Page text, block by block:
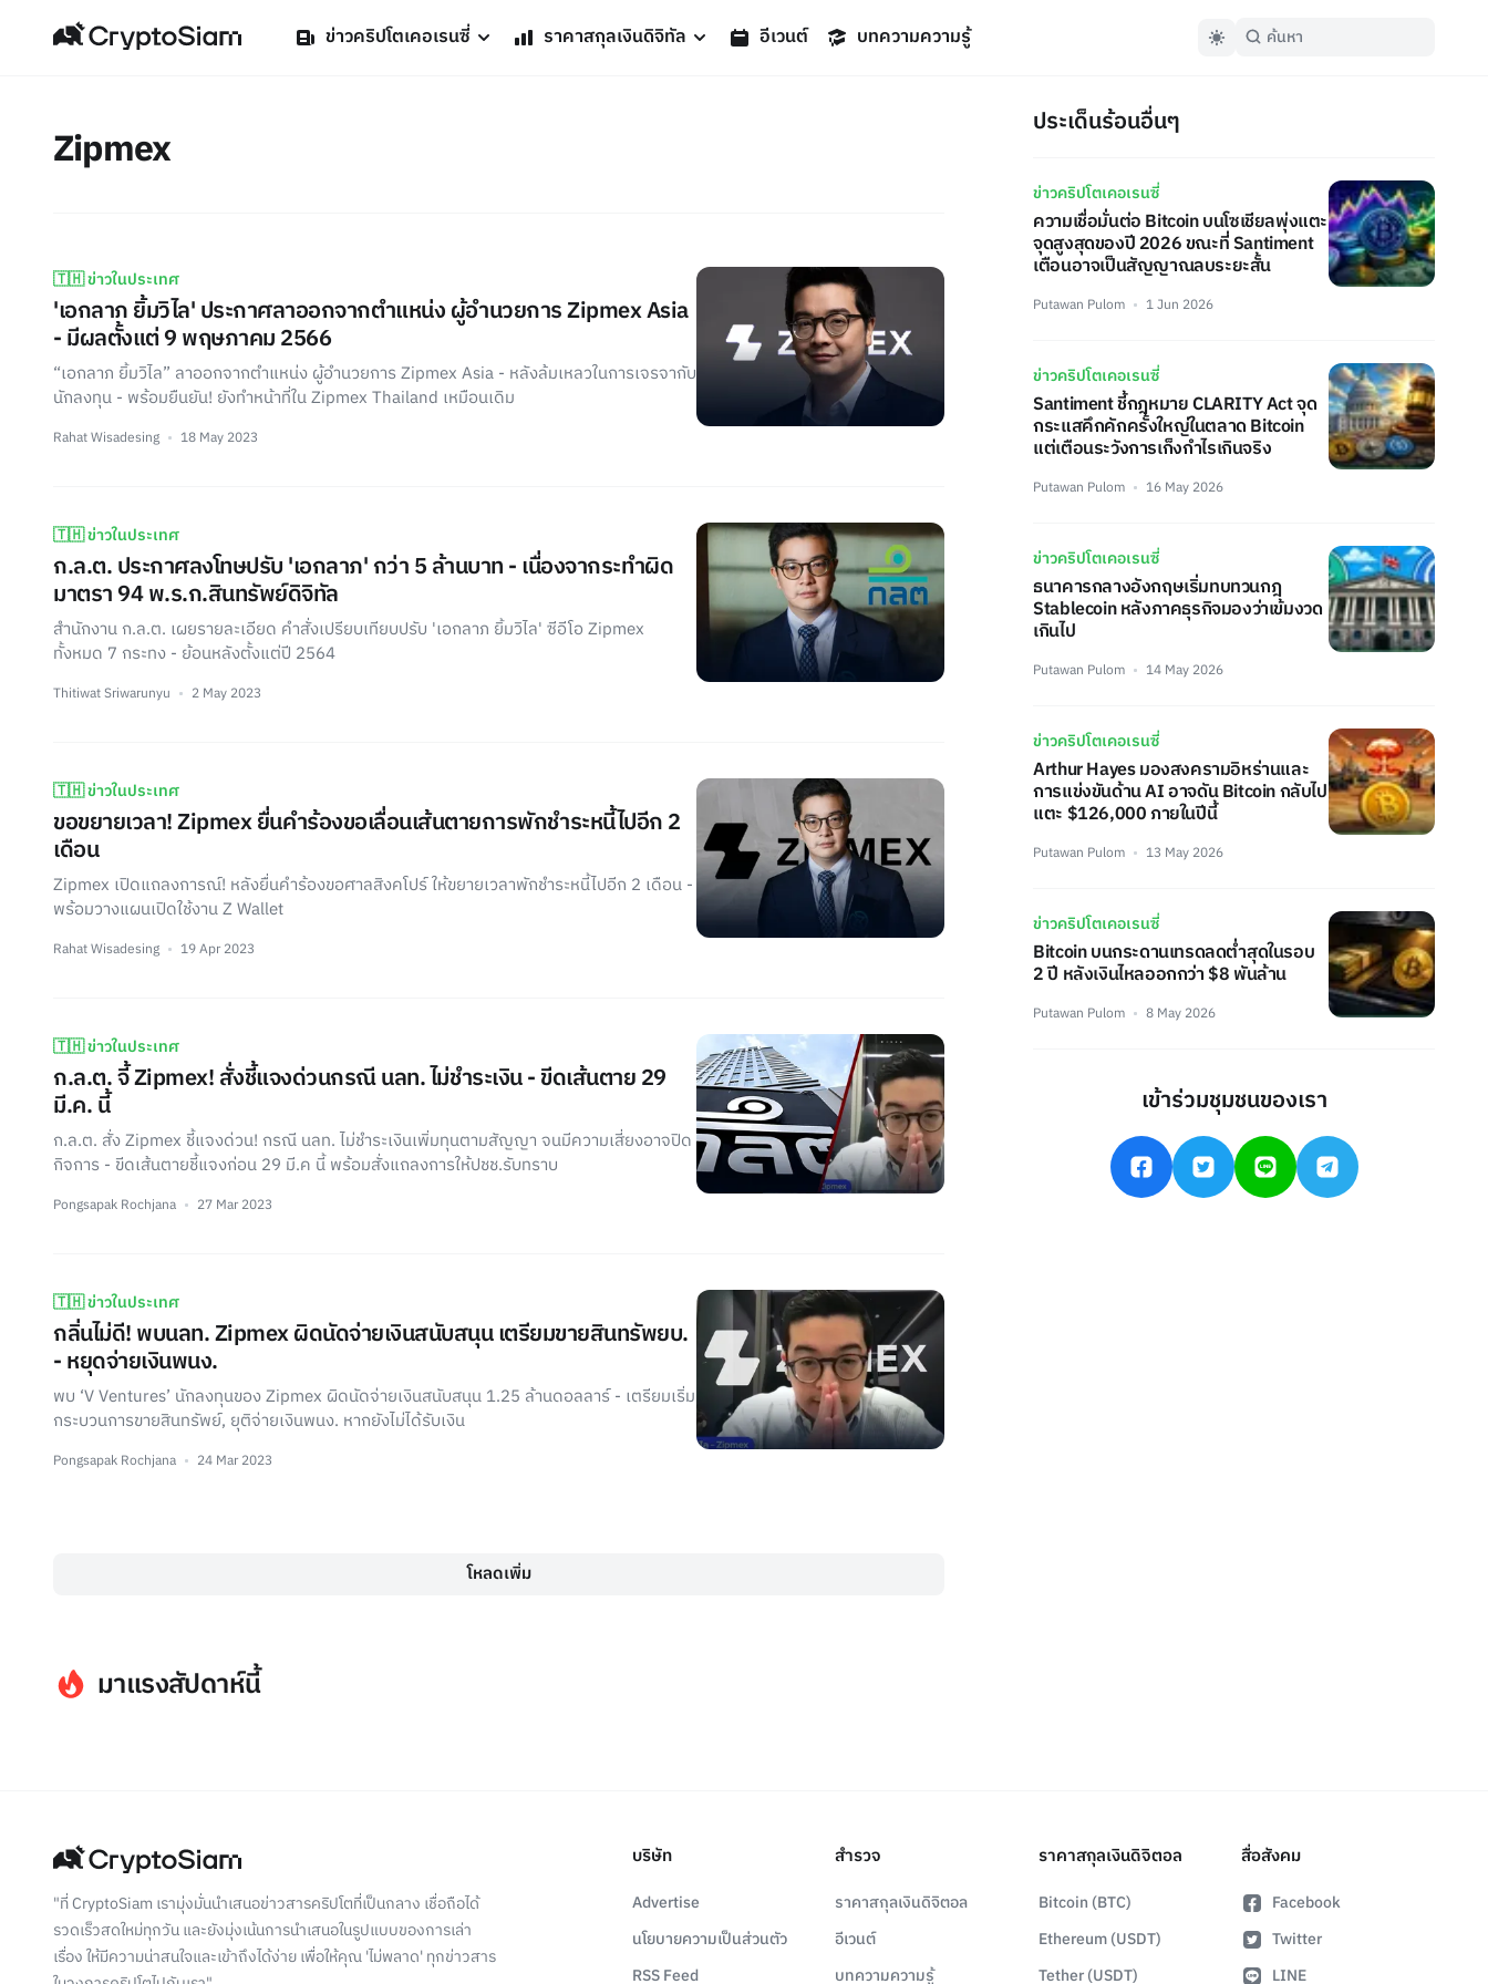
ข่าวคริปโตเคอเรนซี่ ราคาสกุลเงินดิจิทัล อีเวนต์ บทความความรู้
Zipmex
🇹🇭 ข่าวในประเทศ
'เอกลาภ ยิ้มวิไล' ประกาศลาออกจากตำแหน่ง ผู้อำนวยการ Zipmex Asia
- มีผลตั้งแต่ 9 พฤษภาคม 2566
“เอกลาภ ยิ้มวิไล” ลาออกจากตำแหน่ง ผู้อำนวยการ Zipmex Asia - หลังล้มเหลวในการเจรจากับ
นักลงทุน - พร้อมยืนยัน! ยังทำหน้าที่ใน Zipmex Thailand เหมือนเดิม
Rahat Wisadesing 18 May 2023
🇹🇭 ข่าวในประเทศ
ก.ล.ต. ประกาศลงโทษปรับ 'เอกลาภ' กว่า 5 ล้านบาท - เนื่องจากระทำผิด
มาตรา 94 พ.ร.ก.สินทรัพย์ดิจิทัล
สำนักงาน ก.ล.ต. เผยรายละเอียด คำสั่งเปรียบเทียบปรับ 'เอกลาภ ยิ้มวิไล' ซีอีโอ Zipmex
ทั้งหมด 7 กระทง - ย้อนหลังตั้งแต่ปี 2564
Thitiwat Sriwarunyu 2 May 2023
🇹🇭 ข่าวในประเทศ
ขอขยายเวลา! Zipmex ยื่นคำร้องขอเลื่อนเส้นตายการพักชำระหนี้ไปอีก 2
เดือน
Zipmex เปิดแถลงการณ์! หลังยื่นคำร้องขอศาลสิงคโปร์ ให้ขยายเวลาพักชำระหนี้ไปอีก 2 เดือน -
พร้อมวางแผนเปิดใช้งาน Z Wallet
Rahat Wisadesing 19 Apr 2023
🇹🇭 ข่าวในประเทศ
ก.ล.ต. จี้ Zipmex! สั่งชี้แจงด่วนกรณี นลท. ไม่ชำระเงิน - ขีดเส้นตาย 29
มี.ค. นี้
ก.ล.ต. สั่ง Zipmex ชี้แจงด่วน! กรณี นลท. ไม่ชำระเงินเพิ่มทุนตามสัญญา จนมีความเสี่ยงอาจปิด
กิจการ - ขีดเส้นตายชี้แจงก่อน 29 มี.ค นี้ พร้อมสั่งแถลงการให้ปชช.รับทราบ
Pongsapak Rochjana 27 Mar 2023
🇹🇭 ข่าวในประเทศ
กลิ่นไม่ดี! พบนลท. Zipmex ผิดนัดจ่ายเงินสนับสนุน เตรียมขายสินทรัพยบ.
- หยุดจ่ายเงินพนง.
พบ ‘V Ventures’ นักลงทุนของ Zipmex ผิดนัดจ่ายเงินสนับสนุน 1.25 ล้านดอลลาร์ - เตรียมเริ่ม
กระบวนการขายสินทรัพย์, ยุติจ่ายเงินพนง. หากยังไม่ได้รับเงิน
Pongsapak Rochjana 24 Mar 2023
โหลดเพิ่ม
ประเด็นร้อนอื่นๆ
ข่าวคริปโตเคอเรนซี่
ความเชื่อมั่นต่อ Bitcoin บนโซเชียลพุ่งแตะ
จุดสูงสุดของปี 2026 ขณะที่ Santiment
เตือนอาจเป็นสัญญาณลบระยะสั้น
Putawan Pulom 1 Jun 2026
ข่าวคริปโตเคอเรนซี่
Santiment ชี้กฎหมาย CLARITY Act จุด
กระแสคึกคักครั้งใหญ่ในตลาด Bitcoin
แต่เตือนระวังการเก็งกำไรเกินจริง
Putawan Pulom 16 May 2026
ข่าวคริปโตเคอเรนซี่
ธนาคารกลางอังกฤษเริ่มทบทวนกฎ
Stablecoin หลังภาคธุรกิจมองว่าเข้มงวด
เกินไป
Putawan Pulom 14 May 2026
ข่าวคริปโตเคอเรนซี่
Arthur Hayes มองสงครามอิหร่านและ
การแข่งขันด้าน AI อาจดัน Bitcoin กลับไป
แตะ $126,000 ภายในปีนี้
Putawan Pulom 13 May 2026
ข่าวคริปโตเคอเรนซี่
Bitcoin บนกระดานเทรดลดต่ำสุดในรอบ
2 ปี หลังเงินไหลออกกว่า $8 พันล้าน
Putawan Pulom 8 May 2026
เข้าร่วมชุมชนของเรา
มาแรงสัปดาห์นี้
"ที่ CryptoSiam เรามุ่งมั่นนำเสนอข่าวสารคริปโตที่เป็นกลาง เชื่อถือได้
รวดเร็วสดใหม่ทุกวัน และยังมุ่งเน้นการนำเสนอในรูปแบบของการเล่า
เรื่อง ให้มีความน่าสนใจและเข้าถึงได้ง่าย เพื่อให้คุณ 'ไม่พลาด' ทุกข่าวสาร
บริษัท
Advertise
นโยบายความเป็นส่วนตัว
RSS Feed
สำรวจ
ราคาสกุลเงินดิจิตอล
อีเวนต์
บทความความรู้
ราคาสกุลเงินดิจิตอล
Bitcoin (BTC)
Ethereum (USDT)
Tether (USDT)
สื่อสังคม
Facebook
Twitter
LINE